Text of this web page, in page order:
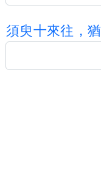
須臾十來往 ， 猶